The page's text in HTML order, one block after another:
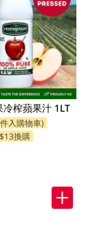
冷榨蘋果汁 1LT
入購物車)
換購